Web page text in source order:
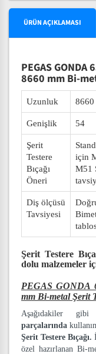
ÜRÜN AÇIKLAMASI
PEGAS
8660 mm Bi-
Uzunluk 8660
Genişlik 54
Şerit
Testere
Bıçağı
Öneri
için
M51
Diş ölçüsü
Tavsiyesi
Şerit Testere
dolu malzemeler
PEGAS GONDA
mm Bi-metal Şerit
Aşağıdakiler
parçalarında
Şerit Testere Bıçağı.
özel hazırlanan Bi-